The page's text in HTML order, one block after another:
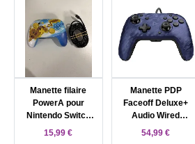
Turbo et vibration
(noir)
Manette filaire
PowerA pour
Nintendo Switch
Pikachu Charge
15,99 €
Manette PDP
Faceoff Deluxe+
Audio Wired
Controller Filaire -
54,99 €